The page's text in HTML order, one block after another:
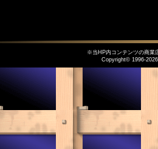
※当HP内コンテンツの商業
Copyright© 1996-